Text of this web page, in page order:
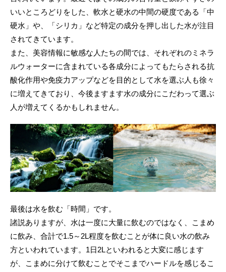
いいところどりをした、軟水と硬水の中間の硬度である「中
硬水」や、「シリカ」など特定の成分を押し出した水が注目
されてきています。
また、美容情報に敏感な人たちの間では、それぞれのミネラ
ルウォーターに含まれている各成分によってもたらされる抗
酸化作用や免疫力アップなどを目的として水を選ぶ人も徐々
に増えてきており、今後ますます水の成分にこだわって選ぶ
人が増えてくるかもしれません。
最後は水を飲む「時間」です。
諸説ありますが、水は一度に大量に飲むのではなく、こまめ
に飲み、合計で1.5～2L程度を飲むことが体に良い水の飲み
方といわれています。1日2Lといわれると大変に感じます
が、こまめに分けて飲むことでそこまでハードルを感じるこ